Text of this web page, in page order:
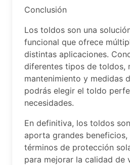
Conclusión
Los toldos son una
funcional que ofrece
distintas aplicaciones.
diferentes tipos de toldos,
mantenimiento y medidas
podrás elegir el toldo
necesidades.
En definitiva, los toldos
aporta grandes beneficios,
términos de protección
para mejorar la calidad de